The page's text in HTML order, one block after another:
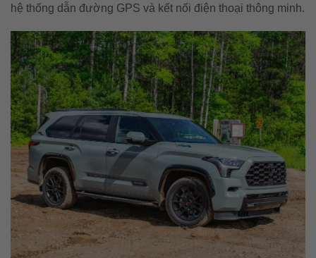
hệ thống dẫn đường GPS và kết nối điện thoại thông minh.